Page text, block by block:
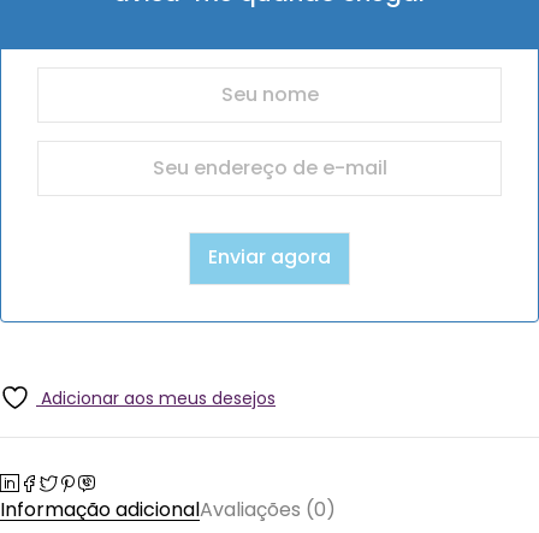
Adicionar aos meus desejos
Informação adicionalAvaliações (0)